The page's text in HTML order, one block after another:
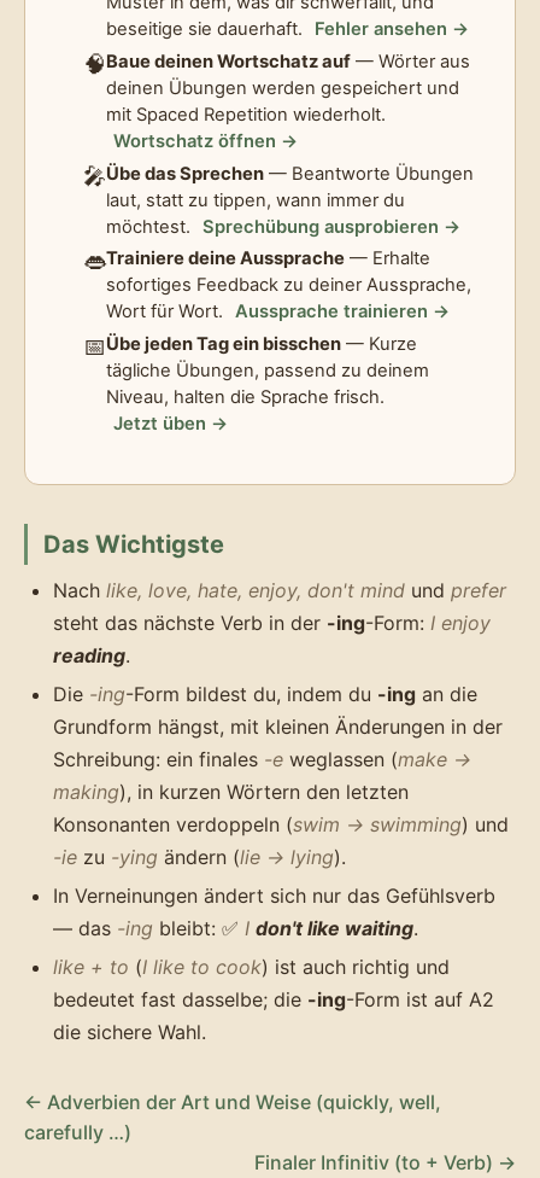
beseitige sie dauerhaft.
Fehler ansehen →
🧠Baue deinen Wortschatz auf — Wörter aus
deinen Übungen werden gespeichert und
mit Spaced Repetition wiederholt.
Wortschatz öffnen →
🎤Übe das Sprechen — Beantworte Übungen
laut, statt zu tippen, wann immer du
möchtest.
Sprechübung ausprobieren →
👄Trainiere deine Aussprache — Erhalte
sofortiges Feedback zu deiner Aussprache,
Wort für Wort.
Aussprache trainieren →
📅Übe jeden Tag ein bisschen — Kurze
tägliche Übungen, passend zu deinem
Niveau, halten die Sprache frisch.
Jetzt üben →
Das Wichtigste
Nach like, love, hate, enjoy, don't mind und prefer
steht das nächste Verb in der -ing-Form: I enjoy
reading.
Die -ing-Form bildest du, indem du -ing an die
Grundform hängst, mit kleinen Änderungen in der
Schreibung: ein finales -e weglassen (make →
making), in kurzen Wörtern den letzten
Konsonanten verdoppeln (swim → swimming) und
-ie zu -ying ändern (lie → lying).
In Verneinungen ändert sich nur das Gefühlsverb
— das -ing bleibt: ✅ I don't like waiting.
like + to (I like to cook) ist auch richtig und
bedeutet fast dasselbe; die -ing-Form ist auf A2
die sichere Wahl.
← Adverbien der Art und Weise (quickly, well,
carefully …)
Finaler Infinitiv (to + Verb) →